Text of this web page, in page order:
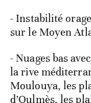
- Instabilité
sur le Moyen
- Nuages bas
la rive
Moulouya, les
d’Oulmès, les